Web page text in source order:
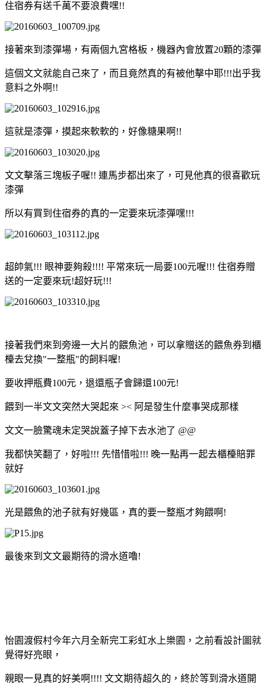
住宿券有送千萬不要浪費嘿!!
接著來到漆彈場，有兩個九宮格板，機器內會放置20顆的漆彈
這個文文就能自己來了，而且竟然真的有被他擊中耶!!!出乎我
意料之外啊!!
這就是漆彈，摸起來軟軟的，好像糖果啊!!
文文擊落三塊板子喔!! 連馬步都出來了，可見他真的很喜歡玩
漆彈
所以有買到住宿券的真的一定要來玩漆彈嘿!!!
超帥氣!!! 眼神要夠殺!!!! 平常來玩一局要100元喔!!! 住宿券贈
送的一定要來玩!超好玩!!!
接著我們來到旁邊一大片的餵魚池，可以拿贈送的餵魚券到櫃
檯去兌換"一整瓶"的飼料喔!
要收押瓶費100元，退還瓶子會歸還100元!
餵到一半文文突然大哭起來 >< 阿是發生什麼事哭成那樣
文文一臉驚魂未定哭說蓋子掉下去水池了 @@
我都快笑翻了，好啦!!! 先惜惜啦!!! 晚一點再一起去櫃檯賠罪
就好
光是餵魚的池子就有好幾區，真的要一整瓶才夠餵啊!
最後來到文文最期待的滑水道嚕!
怡園渡假村今年六月全新完工彩虹水上樂園，之前看設計圖就
覺得好亮眼，
親眼一見真的好美啊!!!! 文文期待超久的，終於等到滑水道開